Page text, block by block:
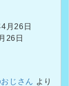
月26日
26日
じさん より